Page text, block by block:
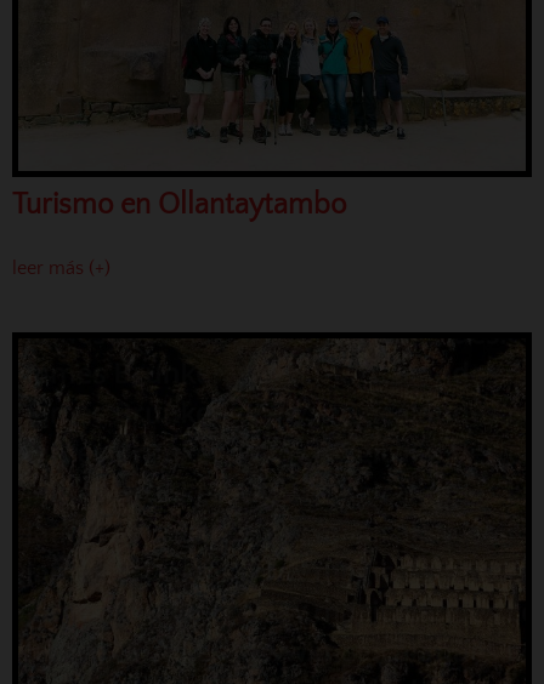
Turismo en Ollantaytambo
leer más (+)